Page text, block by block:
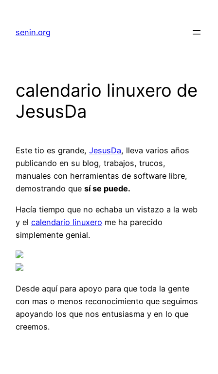
senin.org
calendario linuxero de
JesusDa
Este tio es grande, JesusDa, lleva varios años
publicando en su blog, trabajos, trucos,
manuales con herramientas de software libre,
demostrando que sí se puede.
Hacía tiempo que no echaba un vistazo a la web
y el calendario linuxero me ha parecido
simplemente genial.
Desde aquí para apoyo para que toda la gente
con mas o menos reconocimiento que seguimos
apoyando los que nos entusiasma y en lo que
creemos.